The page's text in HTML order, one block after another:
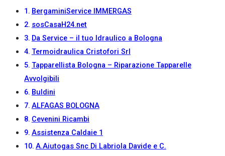
BergaminiService IMMERGAS
sosCasaH24.net
Da Service – il tuo Idraulico a Bologna
Termoidraulica Cristofori Srl
Tapparellista Bologna – Riparazione Tapparelle
Avvolgibili
Buldini
ALFAGAS BOLOGNA
Cevenini Ricambi
Assistenza Caldaie 1
A.Aiutogas Snc Di Labriola Davide e C.